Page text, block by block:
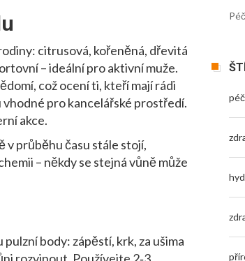
citrusová, kořeněná, dřevitá
– ideální pro aktivní muže.
což ocení ti, kteří mají rádi
pro kancelářské prostředí.
akce.
v průběhu času stále stojí,
– někdy se stejná vůně může
body: zápěstí, krk, za ušima